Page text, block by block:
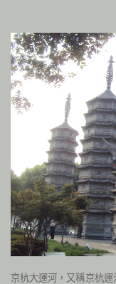
京杭大運河，又稱京杭